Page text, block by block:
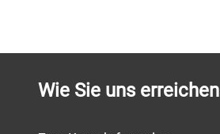
Wie Sie uns erreichen